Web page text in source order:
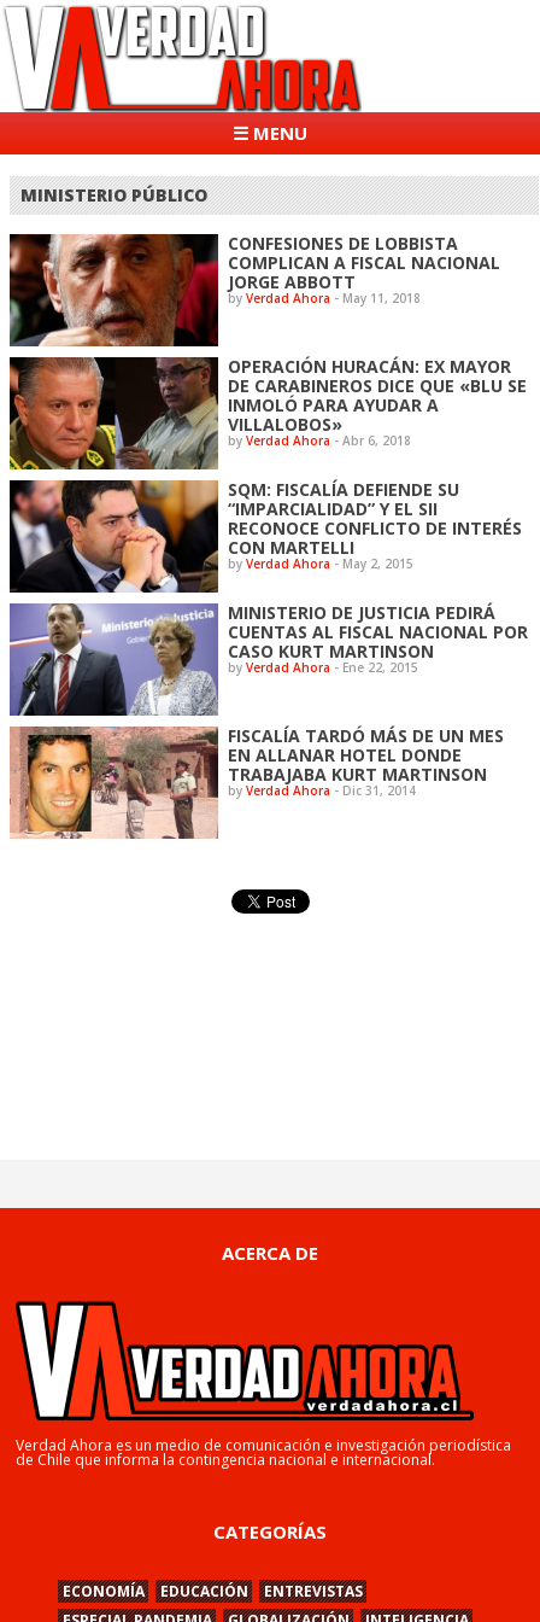
☰ MENU
MINISTERIO PÚBLICO
CONFESIONES DE LOBBISTA
COMPLICAN A FISCAL NACIONAL
JORGE ABBOTT
byVerdad Ahora - May 11, 2018
OPERACIÓN HURACÁN: EX MAYOR
DE CARABINEROS DICE QUE «BLU SE
INMOLÓ PARA AYUDAR A
VILLALOBOS»
byVerdad Ahora - Abr 6, 2018
SQM: FISCALÍA DEFIENDE SU
“IMPARCIALIDAD” Y EL SII
RECONOCE CONFLICTO DE INTERÉS
CON MARTELLI
byVerdad Ahora - May 2, 2015
MINISTERIO DE JUSTICIA PEDIRÁ
CUENTAS AL FISCAL NACIONAL POR
CASO KURT MARTINSON
byVerdad Ahora - Ene 22, 2015
FISCALÍA TARDÓ MÁS DE UN MES
EN ALLANAR HOTEL DONDE
TRABAJABA KURT MARTINSON
byVerdad Ahora - Dic 31, 2014
ACERCA DE
Verdad Ahora es un medio de comunicación e investigación periodística
de Chile que informa la contingencia nacional e internacional.
CATEGORÍAS
ECONOMÍA EDUCACIÓN
ENTREVISTAS